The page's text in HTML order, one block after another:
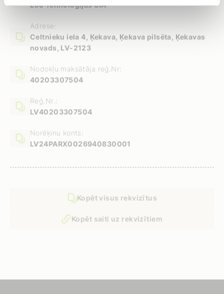
Eco Tehnoloģijas SIA
Adrese:
Celtnieku iela 4, Ķekava, Ķekava pilsēta, Ķekavas
novads, LV-2123
Nodokļu maksātāja reģ.Nr:
40203307504
Reģ.Nr.:
LV40203307504
Norēķinu konts:
LV24PARX0026940830001
Kopēt visus rekvizītus
Kopēt saiti uz rekvizītiem